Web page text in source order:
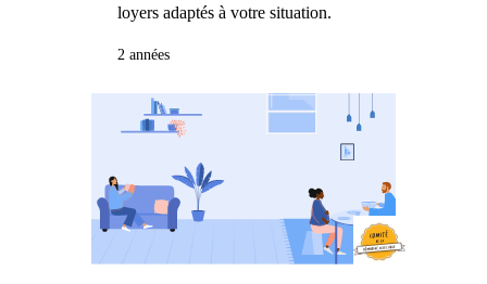
loyers adaptés à votre situation.
2 années